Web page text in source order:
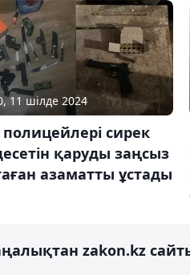
11 шілде 2024
сирек
қаруды заңсыз
азаматты ұстады
zakon.kz